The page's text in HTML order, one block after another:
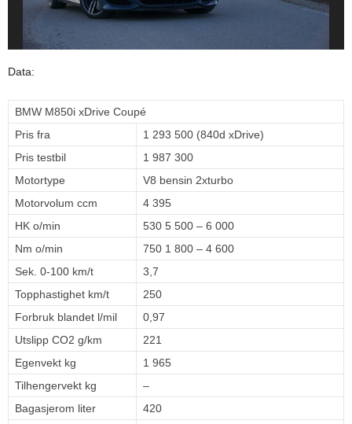
Data:
BMW M850i xDrive Coupé
Pris fra
1 293 500 (840d xDrive)
Pris testbil
1 987 300
Motortype
V8 bensin 2xturbo
Motorvolum ccm
4 395
HK o/min
530 5 500 – 6 000
Nm o/min
750 1 800 – 4 600
Sek. 0-100 km/t
3,7
Topphastighet km/t
250
Forbruk blandet l/mil
0,97
Utslipp CO2 g/km
221
Egenvekt kg
1 965
Tilhengervekt kg
–
Bagasjerom liter
420